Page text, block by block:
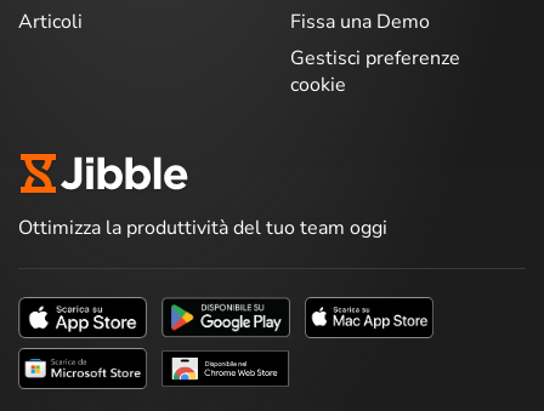
Articoli
Fissa una Demo
Gestisci preferenze
cookie
Ottimizza la produttività del tuo team oggi